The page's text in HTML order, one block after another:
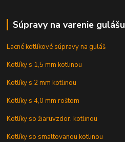
Súpravy na varenie gulášu
Lacné kotlíkové súpravy na guláš
Kotlíky s 1,5 mm kotlinou
Kotlíky s 2 mm kotlinou
Kotlíky s 4,0 mm roštom
Kotlíky so žiaruvzdor. kotlinou
Kotlíky so smaltovanou kotlinou